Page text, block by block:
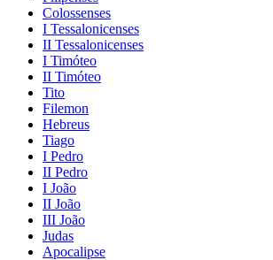
Colossenses
I Tessalonicenses
II Tessalonicenses
I Timóteo
II Timóteo
Tito
Filemon
Hebreus
Tiago
I Pedro
II Pedro
I João
II João
III João
Judas
Apocalipse